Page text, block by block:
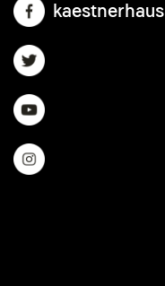
kaestnerhaus